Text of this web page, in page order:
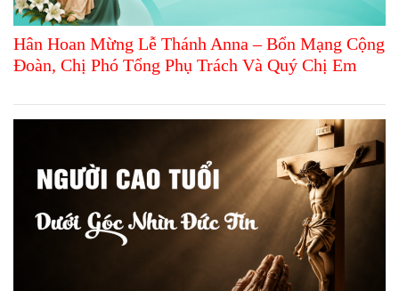
Hân Hoan Mừng Lễ Thánh Anna – Bổn Mạng Cộng
Đoàn, Chị Phó Tổng Phụ Trách Và Quý Chị Em